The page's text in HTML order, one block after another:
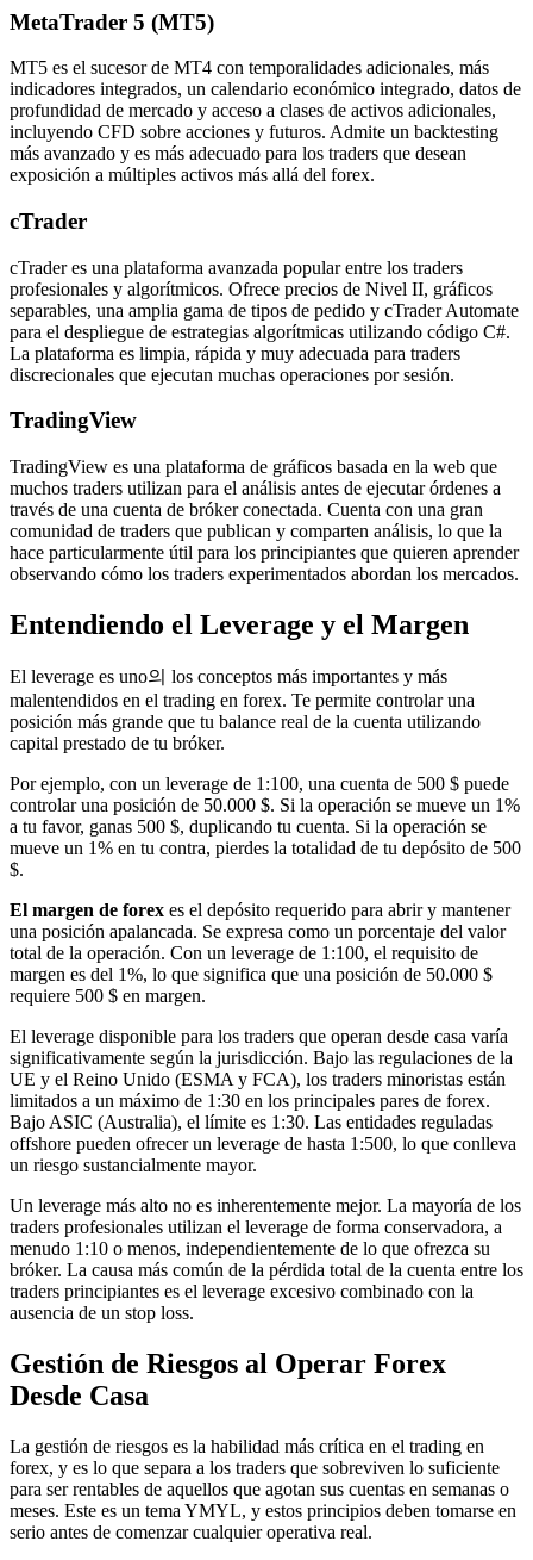
MetaTrader 5 (MT5)
MT5 es el sucesor de MT4 con temporalidades adicionales, más
indicadores integrados, un calendario económico integrado, datos de
profundidad de mercado y acceso a clases de activos adicionales,
incluyendo CFD sobre acciones y futuros. Admite un backtesting
más avanzado y es más adecuado para los traders que desean
exposición a múltiples activos más allá del forex.
cTrader
cTrader es una plataforma avanzada popular entre los traders
profesionales y algorítmicos. Ofrece precios de Nivel II, gráficos
separables, una amplia gama de tipos de pedido y cTrader Automate
para el despliegue de estrategias algorítmicas utilizando código C#.
La plataforma es limpia, rápida y muy adecuada para traders
discrecionales que ejecutan muchas operaciones por sesión.
TradingView
TradingView es una plataforma de gráficos basada en la web que
muchos traders utilizan para el análisis antes de ejecutar órdenes a
través de una cuenta de bróker conectada. Cuenta con una gran
comunidad de traders que publican y comparten análisis, lo que la
hace particularmente útil para los principiantes que quieren aprender
observando cómo los traders experimentados abordan los mercados.
Entendiendo el Leverage y el Margen
El leverage es uno의 los conceptos más importantes y más
malentendidos en el trading en forex. Te permite controlar una
posición más grande que tu balance real de la cuenta utilizando
capital prestado de tu bróker.
Por ejemplo, con un leverage de 1:100, una cuenta de 500 $ puede
controlar una posición de 50.000 $. Si la operación se mueve un 1%
a tu favor, ganas 500 $, duplicando tu cuenta. Si la operación se
mueve un 1% en tu contra, pierdes la totalidad de tu depósito de 500
$.
El margen de forex es el depósito requerido para abrir y mantener
una posición apalancada. Se expresa como un porcentaje del valor
total de la operación. Con un leverage de 1:100, el requisito de
margen es del 1%, lo que significa que una posición de 50.000 $
requiere 500 $ en margen.
El leverage disponible para los traders que operan desde casa varía
significativamente según la jurisdicción. Bajo las regulaciones de la
UE y el Reino Unido (ESMA y FCA), los traders minoristas están
limitados a un máximo de 1:30 en los principales pares de forex.
Bajo ASIC (Australia), el límite es 1:30. Las entidades reguladas
offshore pueden ofrecer un leverage de hasta 1:500, lo que conlleva
un riesgo sustancialmente mayor.
Un leverage más alto no es inherentemente mejor. La mayoría de los
traders profesionales utilizan el leverage de forma conservadora, a
menudo 1:10 o menos, independientemente de lo que ofrezca su
bróker. La causa más común de la pérdida total de la cuenta entre los
traders principiantes es el leverage excesivo combinado con la
ausencia de un stop loss.
Gestión de Riesgos al Operar Forex
Desde Casa
La gestión de riesgos es la habilidad más crítica en el trading en
forex, y es lo que separa a los traders que sobreviven lo suficiente
para ser rentables de aquellos que agotan sus cuentas en semanas o
meses. Este es un tema YMYL, y estos principios deben tomarse en
serio antes de comenzar cualquier operativa real.